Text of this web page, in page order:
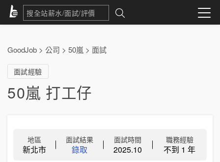
GoodJob > 公司 > 50嵐 > 面試
面試經驗
50嵐 打工仔
地區
新北市
面試結果
錄取
面試時間
2025.10
職務經驗
不到 1 年